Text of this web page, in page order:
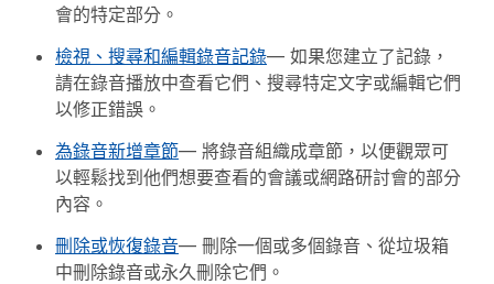
會的特定部分。
檢視、搜尋和編輯錄音記錄— 如果您建立了記錄，
請在錄音播放中查看它們、搜尋特定文字或編輯它們
以修正錯誤。
為錄音新增章節— 將錄音組織成章節，以便觀眾可
以輕鬆找到他們想要查看的會議或網路研討會的部分
內容。
刪除或恢復錄音— 刪除一個或多個錄音、從垃圾箱
中刪除錄音或永久刪除它們。